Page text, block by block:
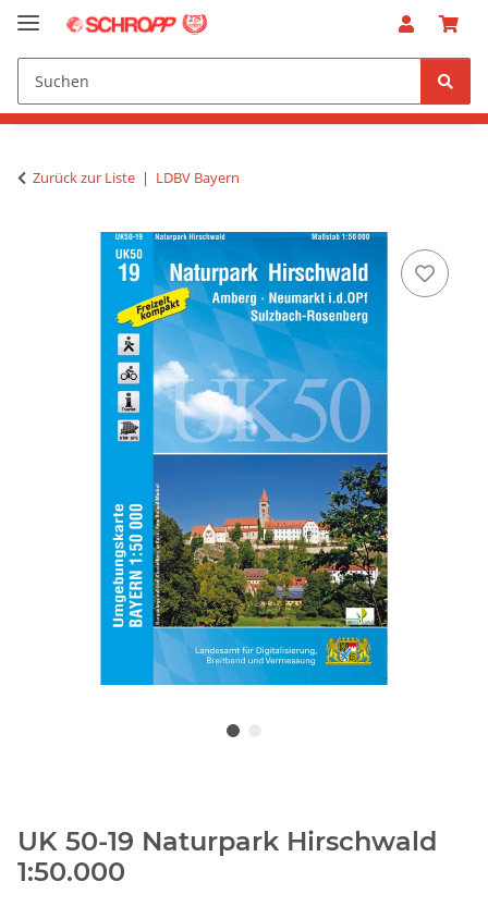
Zurück zur Liste LDBV Bayern
UK 50-19 Naturpark Hirschwald
1:50.000